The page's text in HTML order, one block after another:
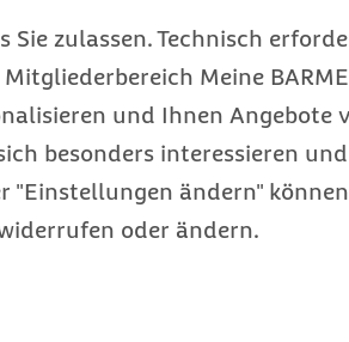
Sie zulassen. Technisch
Meine
und Ihnen
besonders interessieren
"Einstellungen ändern"
oder ändern.
leicht zu
Krafttraining auf
immer
wichtig ist
oft